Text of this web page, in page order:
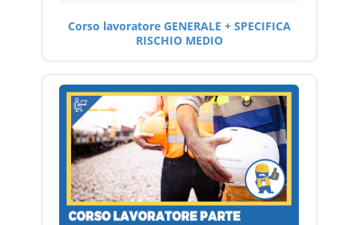
Corso lavoratore GENERALE + SPECIFICA
RISCHIO MEDIO